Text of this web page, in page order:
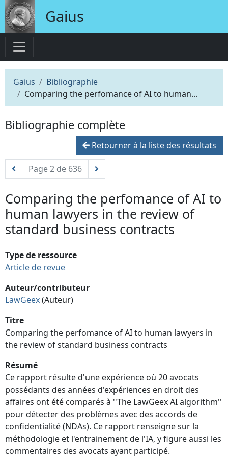
Gaius
Gaius
Bibliographie
Comparing the perfomance of AI to human...
Bibliographie complète
Retourner à la liste des résultats
Page 2 de 636
Comparing the perfomance of AI to
human lawyers in the review of
standard business contracts
Type de ressource
Article de revue
Auteur/contributeur
LawGeex(Auteur)
Titre
Comparing the perfomance of AI to human lawyers in
the review of standard business contracts
Résumé
Ce rapport résulte d'une expérience où 20 avocats
possédants des années d'expériences en droit des
affaires ont été comparés à ''The LawGeex AI algorithm''
pour détecter des problèmes avec des accords de
confidentialité (NDAs). Ce rapport renseigne sur la
méthodologie et l'entrainement de l'IA, y figure aussi les
commentaires des avocats ayant participé.